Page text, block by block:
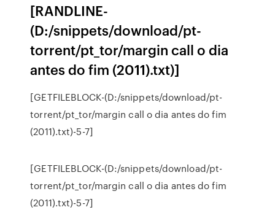
[RANDLINE-
(D:/snippets/download/pt-
torrent/pt_tor/margin call o dia
antes do fim (2011).txt)]
[GETFILEBLOCK-(D:/snippets/download/pt-
torrent/pt_tor/margin call o dia antes do fim
(2011).txt)-5-7]
[GETFILEBLOCK-(D:/snippets/download/pt-
torrent/pt_tor/margin call o dia antes do fim
(2011).txt)-5-7]